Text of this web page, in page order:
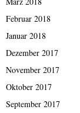
Februar 2018
Januar 2018
Dezember 2017
November 2017
Oktober 2017
September 2017